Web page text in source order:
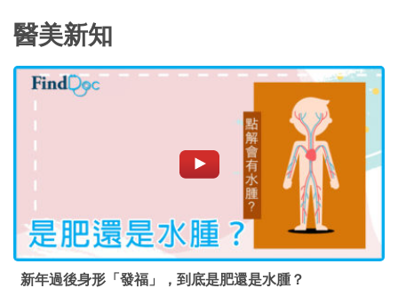
醫美新知
新年過後身形「發福」，到底是肥還是水腫？